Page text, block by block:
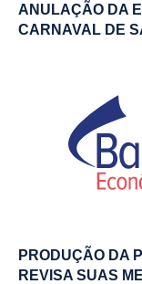
ANULAÇÃO DA
CARNAVAL DE
PRODUÇÃO DA
REVISA SUAS